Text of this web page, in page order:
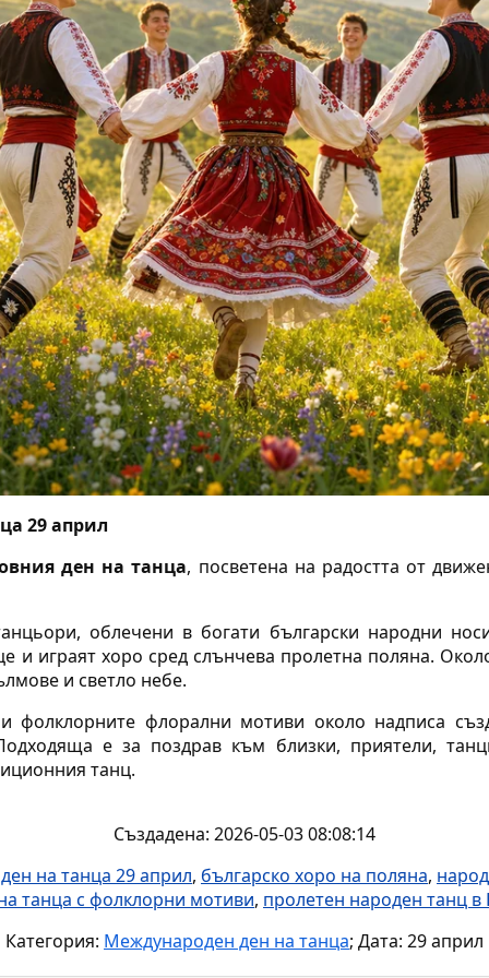
29 април
ден на танца, посветена на радостта от
облечени в богати български народни
и играят хоро сред слънчева пролетна поляна.
и светло небе.
фолклорните флорални мотиви около надписа
е за поздрав към близки, приятели,
танц.
Създадена: 2026-05-03 08:08:14
на танца 29 април, българско хоро на поляна,
танца с фолклорни мотиви, пролетен народен танц в
Категория: Международен ден на танца; Дата: 29 април